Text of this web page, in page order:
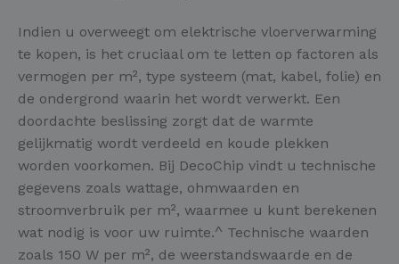
Indien u overweegt om elektrische vloerverwarming
te kopen, is het cruciaal om te letten op factoren als
vermogen per m², type systeem (mat, kabel, folie) en
de ondergrond waarin het wordt verwerkt. Een
doordachte beslissing zorgt dat de warmte
gelijkmatig wordt verdeeld en koude plekken
worden voorkomen. Bij DecoChip vindt u technische
gegevens zoals wattage, ohmwaarden en
stroomverbruik per m², waarmee u kunt berekenen
wat nodig is voor uw ruimte.^ Technische waarden
zoals 150 W per m², de weerstandswaarde en de